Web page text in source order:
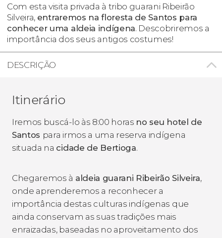
Com esta visita privada à tribo guarani Ribeirão
Silveira, entraremos na floresta de Santos para
conhecer uma aldeia indígena. Descobriremos a
importância dos seus antigos costumes!
DESCRIÇÃO
Itinerário
Iremos buscá-lo às 8:00 horas no seu hotel de
Santos para irmos a uma reserva indígena
situada na cidade de Bertioga.
Chegaremos à aldeia guarani Ribeirão Silveira,
onde aprenderemos a reconhecer a
importância destas culturas indígenas que
ainda conservam as suas tradições mais
enraizadas, baseadas no aproveitamento dos